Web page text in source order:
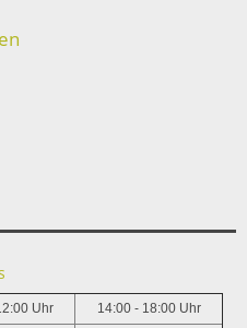
Uhr 14:00 - 18:00 Uhr